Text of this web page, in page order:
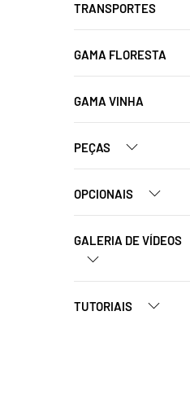
TRANSPORTES
GAMA FLORESTA
GAMA VINHA
PEÇAS
OPCIONAIS
GALERIA DE VÍDEOS
TUTORIAIS